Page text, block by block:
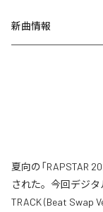
新曲情報
夏向の「RAPSTAR
された。今回デジタ
TRACK (Beat Swap